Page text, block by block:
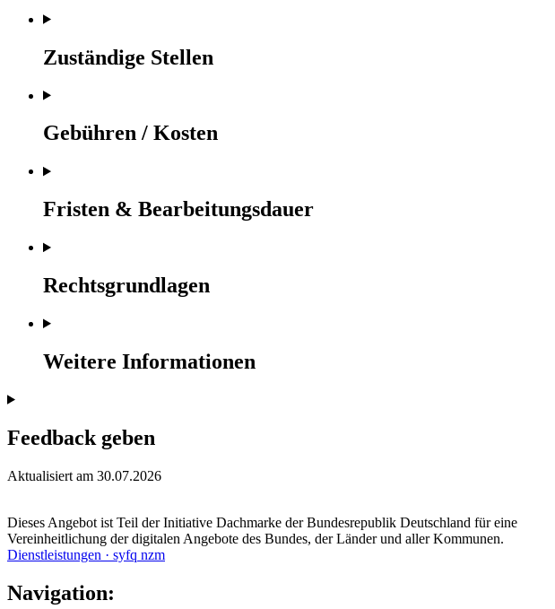
Zuständige Stellen
Gebühren / Kosten
Fristen & Bearbeitungsdauer
Rechtsgrundlagen
Weitere Informationen
Feedback geben
Aktualisiert am 30.07.2026
Dieses Angebot ist Teil der Initiative Dachmarke der Bundesrepublik Deutschland für eine
Vereinheitlichung der digitalen Angebote des Bundes, der Länder und aller Kommunen.
Dienstleistungen · syfq nzm
Navigation: